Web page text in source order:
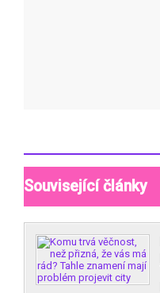
Související články